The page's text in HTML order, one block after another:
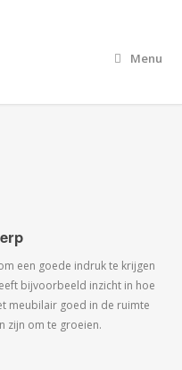
Menu
een goede indruk te krijgen
bijvoorbeeld inzicht in hoe
meubilair goed in de ruimte
zijn om te groeien.